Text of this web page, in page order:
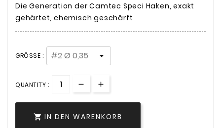
Die Generation der Camtec Speci Haken, exakt
gehärtet, chemisch geschärft
GRÖSSE :
QUANTITY :
 IN DEN WARENKORB